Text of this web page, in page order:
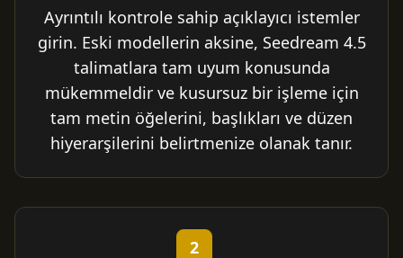
Ayrıntılı kontrole sahip açıklayıcı istemler
girin. Eski modellerin aksine, Seedream 4.5
talimatlara tam uyum konusunda
mükemmeldir ve kusursuz bir işleme için
tam metin öğelerini, başlıkları ve düzen
hiyerarşilerini belirtmenize olanak tanır.
2